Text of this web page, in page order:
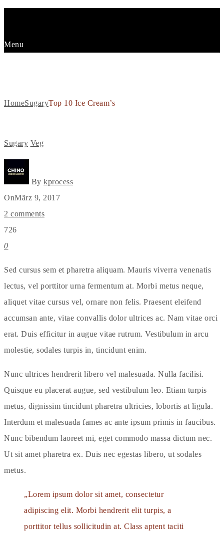
Menu
HomeSugaryTop 10 Ice Cream’s
Sugary Veg
By kprocess
OnMärz 9, 2017
2 comments
726
0
Sed cursus sem et pharetra aliquam. Mauris viverra venenatis
lectus, vel porttitor urna fermentum at. Morbi metus neque,
aliquet vitae cursus vel, ornare non felis. Praesent eleifend
accumsan ante, vitae convallis dolor ultrices ac. Nam vitae orci
erat. Duis efficitur in augue vitae rutrum. Vestibulum in arcu
molestie, sodales turpis in, tincidunt enim.
Nunc ultrices hendrerit libero vel malesuada. Nulla facilisi.
Quisque eu placerat augue, sed vestibulum leo. Etiam turpis
metus, dignissim tincidunt pharetra ultricies, lobortis at ligula.
Interdum et malesuada fames ac ante ipsum primis in faucibus.
Nunc bibendum laoreet mi, eget commodo massa dictum nec.
Ut sit amet pharetra ex. Duis nec egestas libero, ut sodales
metus.
Lorem ipsum dolor sit amet, consectetur
adipiscing elit. Morbi hendrerit elit turpis, a
porttitor tellus sollicitudin at. Class aptent taciti